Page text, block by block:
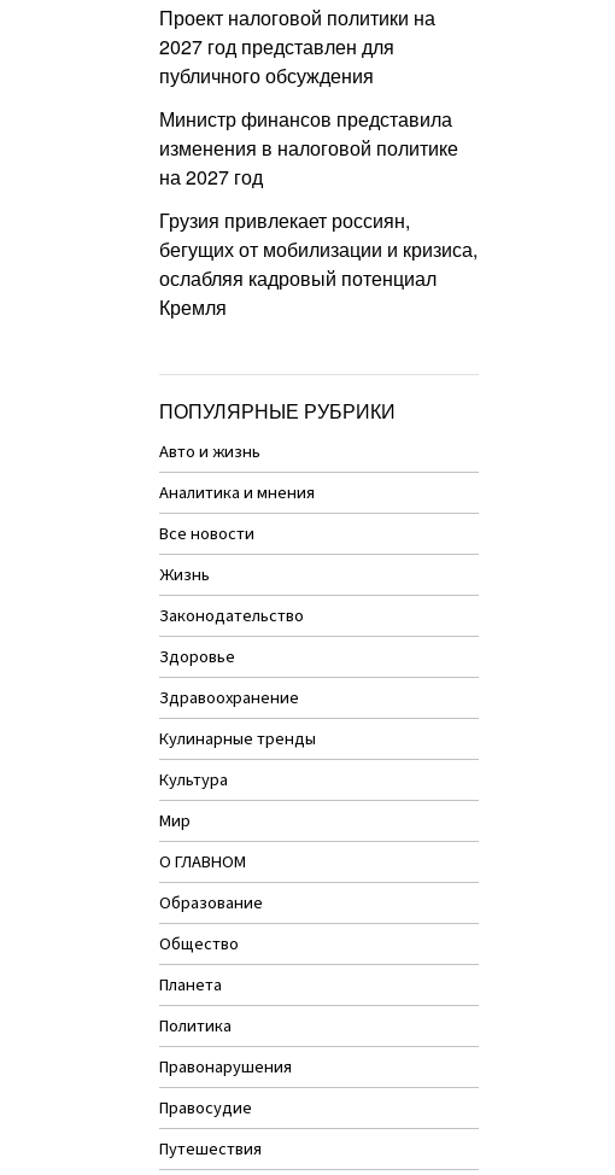
Проект налоговой политики на
2027 год представлен для
публичного обсуждения
Министр финансов представила
изменения в налоговой политике
на 2027 год
Грузия привлекает россиян,
бегущих от мобилизации и кризиса,
ослабляя кадровый потенциал
Кремля
ПОПУЛЯРНЫЕ РУБРИКИ
Авто и жизнь
Аналитика и мнения
Все новости
Жизнь
Законодательство
Здоровье
Здравоохранение
Кулинарные тренды
Культура
Мир
О ГЛАВНОМ
Образование
Общество
Планета
Политика
Правонарушения
Правосудие
Путешествия